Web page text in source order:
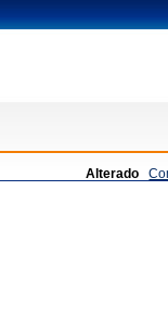
Alterado